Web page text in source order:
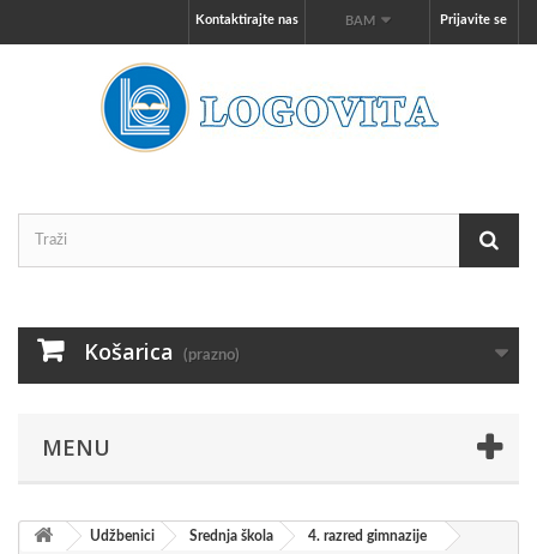
Prijavite se
BAM
Kontaktirajte nas
Košarica (prazno)
MENU
Udžbenici Srednja škola 4. razred gimnazije